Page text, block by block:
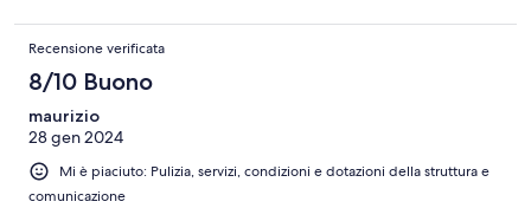
Recensione verificata
8/10 Buono
maurizio
28 gen 2024
Mi è piaciuto: Pulizia, servizi, condizioni e dotazioni della struttura e
comunicazione